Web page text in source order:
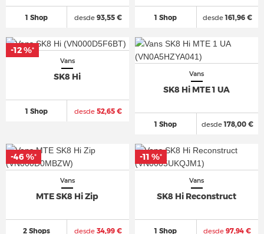
1 Shop desde93,55 € 1 Shop desde161,96 €
Vans
SK8 Hi
1 Shop desde52,65 €
-12 %*
Vans
SK8 Hi MTE 1 UA
1 Shop desde178,00 €
Vans
MTE SK8 Hi Zip
2 Shops desde34,99 €
-46 %*
Vans
SK8 Hi Reconstruct
1 Shop desde 97,94 €
-11 %*